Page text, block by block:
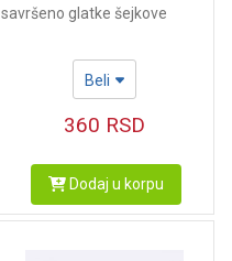
savršeno glatke šejkove
Beli
360 RSD
Dodaj u korpu